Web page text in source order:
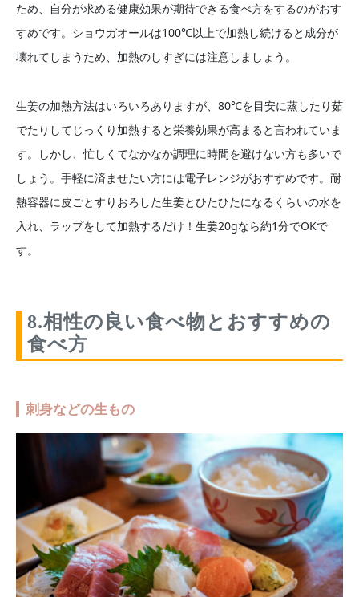
ため、自分が求める健康効果が期待できる食べ方をするのがおす
すめです。ショウガオールは100℃以上で加熱し続けると成分が
壊れてしまうため、加熱のしすぎには注意しましょう。
生姜の加熱方法はいろいろありますが、80℃を目安に蒸したり茹
でたりしてじっくり加熱すると栄養効果が高まると言われていま
す。しかし、忙しくてなかなか調理に時間を避けない方も多いで
しょう。手軽に済ませたい方には電子レンジがおすすめです。耐
熱容器に皮ごとすりおろした生姜とひたひたになるくらいの水を
入れ、ラップをして加熱するだけ！生姜20gなら約1分でOKで
す。
8.相性の良い食べ物とおすすめの
食べ方
刺身などの生もの